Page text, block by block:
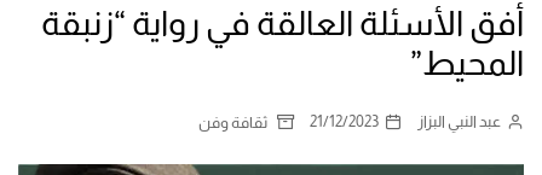
أفق الأسئلة العالقة في رواية “زنبقة
المحيط”
عبد النبي البزاز 21/12/2023 ثقافة وفن